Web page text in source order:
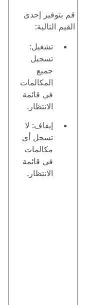
قم بتوفير إحدى
القيم التالية:
تشغيل:
تسجيل
جميع
المكالمات
في قائمة
الانتظار.
إيقاف: لا
تسجل أي
مكالمات
في قائمة
الانتظار.